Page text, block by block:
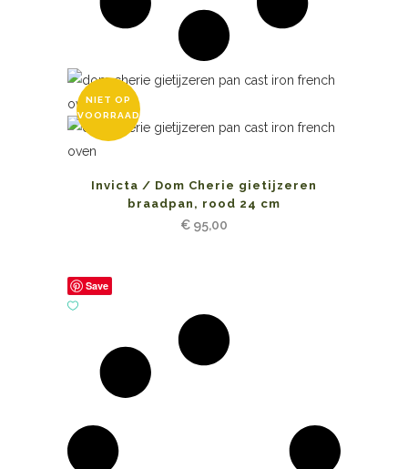
NIET OP
VOORRAAD
Invicta / Dom Cherie gietijzeren
braadpan, rood 24 cm
€ 95,00
Save